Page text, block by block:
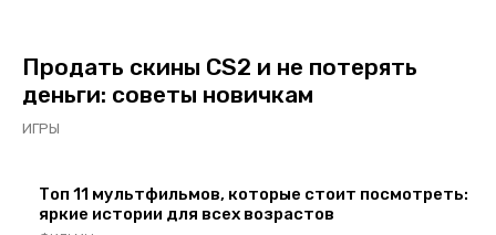
Продать скины CS2 и не потерять
деньги: советы новичкам
ИГРЫ
Топ 11 мультфильмов, которые стоит посмотреть:
яркие истории для всех возрастов